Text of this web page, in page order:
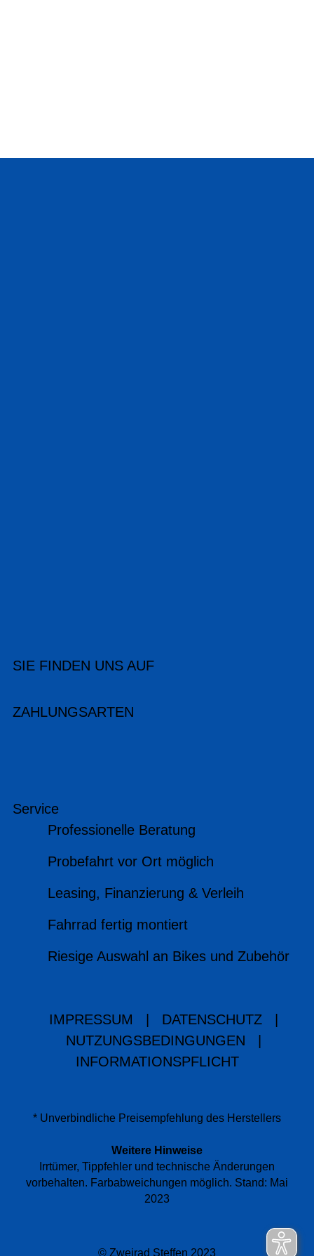
SIE FINDEN UNS AUF
ZAHLUNGSARTEN
Service
Professionelle Beratung
Probefahrt vor Ort möglich
Leasing, Finanzierung & Verleih
Fahrrad fertig montiert
Riesige Auswahl an Bikes und Zubehör
IMPRESSUM DATENSCHUTZ
NUTZUNGSBEDINGUNGEN
INFORMATIONSPFLICHT
* Unverbindliche Preisempfehlung des Herstellers
Weitere Hinweise
Irrtümer, Tippfehler und technische Änderungen
vorbehalten. Farbabweichungen möglich. Stand: Mai
2023
© Zweirad Steffen 2023